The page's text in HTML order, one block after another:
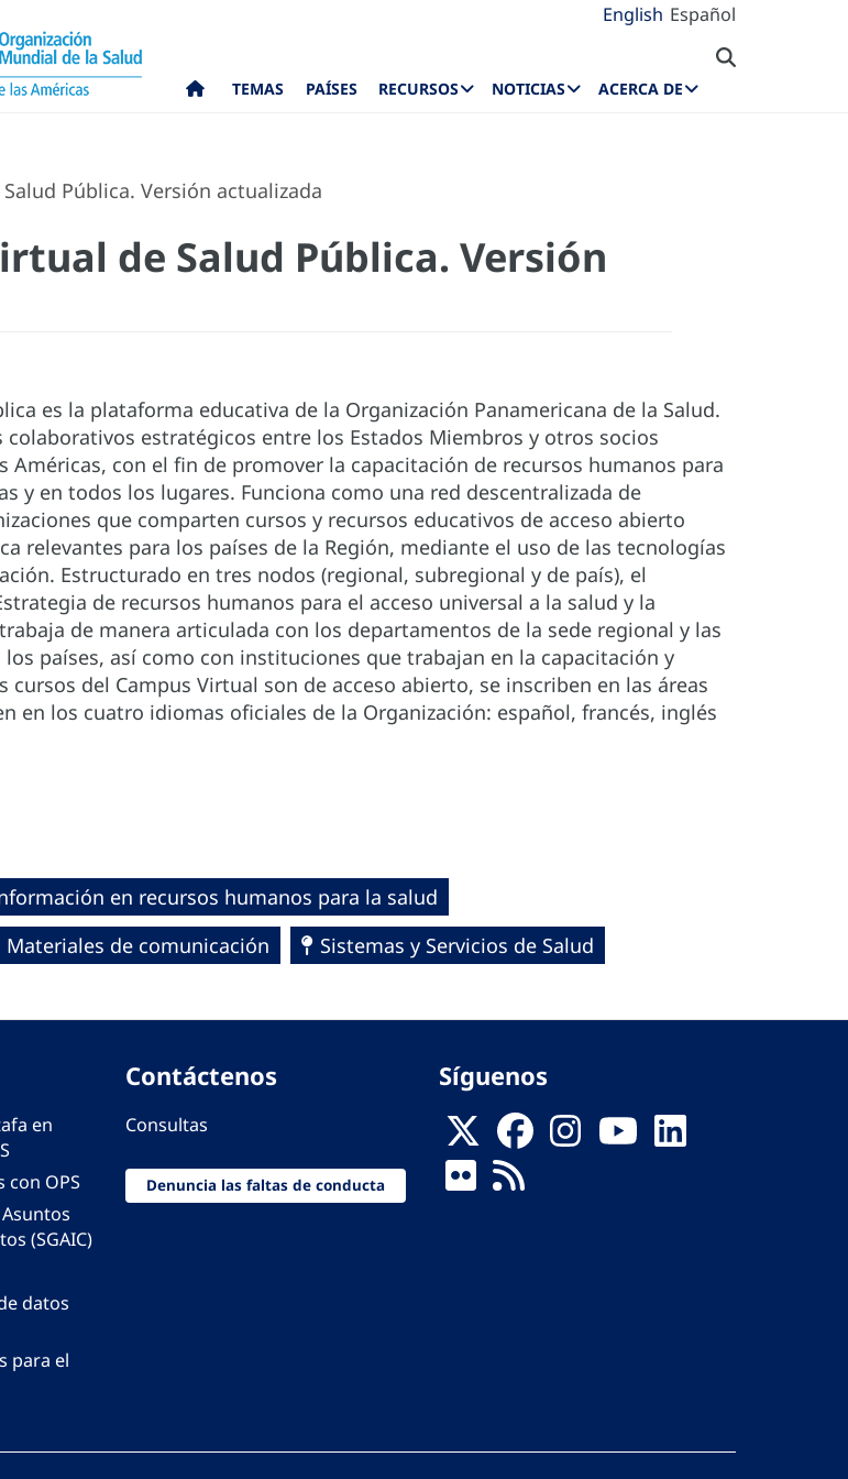
English Español
TEMAS PAÍSES RECURSOS NOTICIAS ACERCA DE
Pública. Versión actualizada
de Salud Pública. Versión
es la plataforma educativa de la Organización Panamericana de la Salud.
colaborativos estratégicos entre los Estados Miembros y otros socios
Américas, con el fin de promover la capacitación de recursos humanos para
y en todos los lugares. Funciona como una red descentralizada de
que comparten cursos y recursos educativos de acceso abierto
relevantes para los países de la Región, mediante el uso de las tecnologías
Estructurado en tres nodos (regional, subregional y de país), el
de recursos humanos para el acceso universal a la salud y la
de manera articulada con los departamentos de la sede regional y las
los países, así como con instituciones que trabajan en la capacitación y
del Campus Virtual son de acceso abierto, se inscriben en las áreas
en los cuatro idiomas oficiales de la Organización: español, francés, inglés
en recursos humanos para la salud
Materiales de comunicación Sistemas y Servicios de Salud
en
con OPS
(SGAIC)
datos
para el
Contáctenos
Consultas
Denuncia las faltas de conducta
Síguenos